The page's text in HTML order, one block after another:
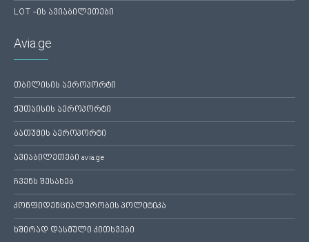
LOT -ის ავიაბილეთები
Avia.ge
თბილისის აეროპორტი
ქუთაისის აეროპორტი
ბათუმის აეროპორტი
ავიაბილეთები avia.ge
ჩვენს შესახებ
კონფიდენციალურობის პოლიტიკა
ხშირად დასმული კითხვები